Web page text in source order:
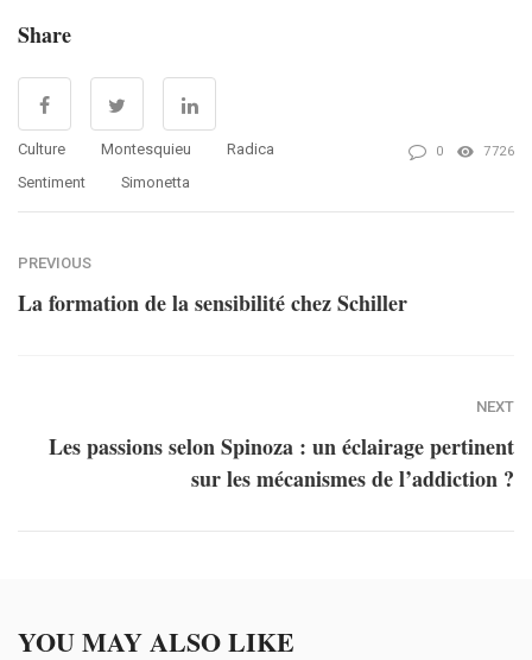
Share
Culture Montesquieu
Radica
Sentiment
Simonetta
0 7726
PREVIOUS
La formation de la sensibilité chez Schiller
NEXT
Les passions selon Spinoza : un éclairage pertinent
sur les mécanismes de l’addiction ?
YOU MAY ALSO LIKE